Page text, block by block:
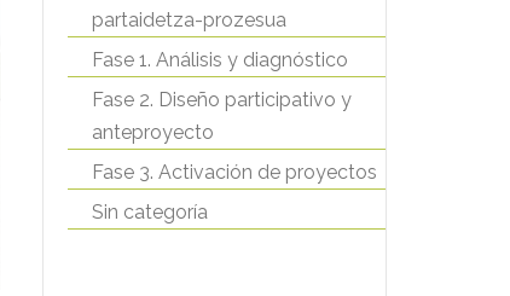
partaidetza-prozesua
Fase 1. Análisis y diagnóstico
Fase 2. Diseño participativo y
anteproyecto
Fase 3. Activación de proyectos
Sin categoría